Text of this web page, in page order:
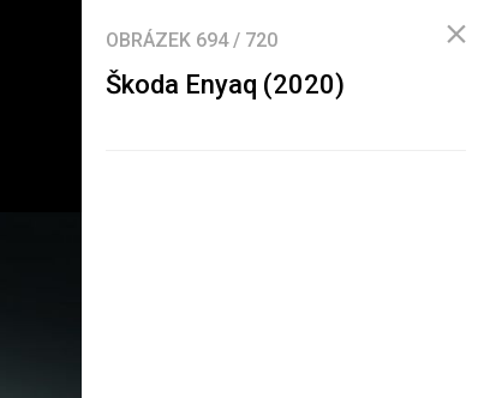
OBRÁZEK 694/ 720
Škoda Enyaq (2020)